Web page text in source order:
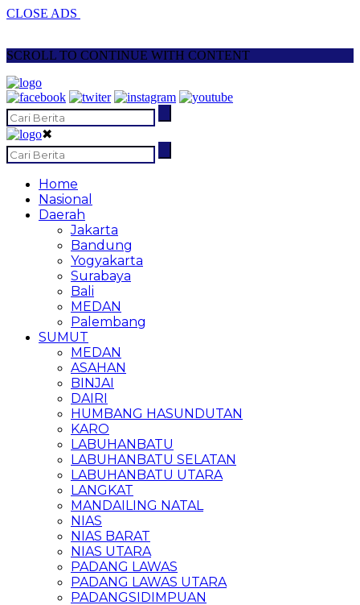
CLOSE ADS
SCROLL TO CONTINUE WITH CONTENT
✖
Home
Nasional
Daerah
Jakarta
Bandung
Yogyakarta
Surabaya
Bali
MEDAN
Palembang
SUMUT
MEDAN
ASAHAN
BINJAI
DAIRI
HUMBANG HASUNDUTAN
KARO
LABUHANBATU
LABUHANBATU SELATAN
LABUHANBATU UTARA
LANGKAT
MANDAILING NATAL
NIAS
NIAS BARAT
NIAS UTARA
PADANG LAWAS
PADANG LAWAS UTARA
PADANGSIDIMPUAN